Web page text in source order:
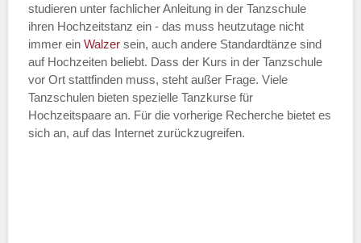
Dienstag
—
ÖFFNUNGSZEITEN HINZUFÜGEN
studieren unter fachlicher Anleitung in der Tanzschule
ihren Hochzeitstanz ein - das muss heutzutage nicht
immer ein Walzer sein, auch andere Standardtänze sind
auf Hochzeiten beliebt. Dass der Kurs in der Tanzschule
vor Ort stattfinden muss, steht außer Frage. Viele
Tanzschulen bieten spezielle Tanzkurse für
Hochzeitspaare an. Für die vorherige Recherche bietet es
sich an, auf das Internet zurückzugreifen.